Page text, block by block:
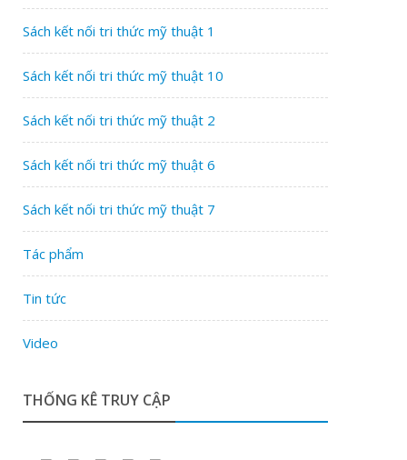
Sách kết nối tri thức mỹ thuật 1
Sách kết nối tri thức mỹ thuật 10
Sách kết nối tri thức mỹ thuật 2
Sách kết nối tri thức mỹ thuật 6
Sách kết nối tri thức mỹ thuật 7
Tác phẩm
Tin tức
Video
THỐNG KÊ TRUY CẬP